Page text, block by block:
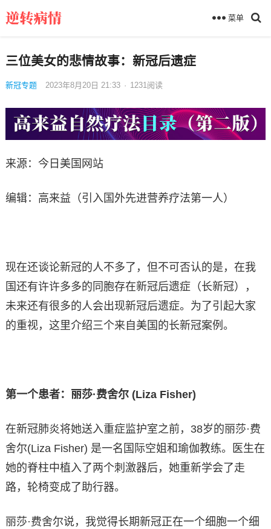
菜单
三位美女的悲情故事：新冠后遗症
新冠专题 2023年8月20日 21:33 · 1231 阅读
来源：今日美国网站
编辑：高来益（引入国外先进营养疗法第一人）
现在还谈论新冠的人不多了，但不可否认的是，在我
国还有许许多多的同胞存在新冠后遗症（长新冠），
未来还有很多的人会出现新冠后遗症。为了引起大家
的重视，这里介绍三个来自美国的长新冠案例。
第一个患者：丽莎·费舍尔 (Liza Fisher)
在新冠肺炎将她送入重症监护室之前，38岁的丽莎·费
舍尔(Liza Fisher) 是一名国际空姐和瑜伽教练。医生在
她的脊柱中植入了两个刺激器后，她重新学会了走
路，轮椅变成了助行器。
丽莎·费舍尔说，我觉得长期新冠正在一个细胞一个细